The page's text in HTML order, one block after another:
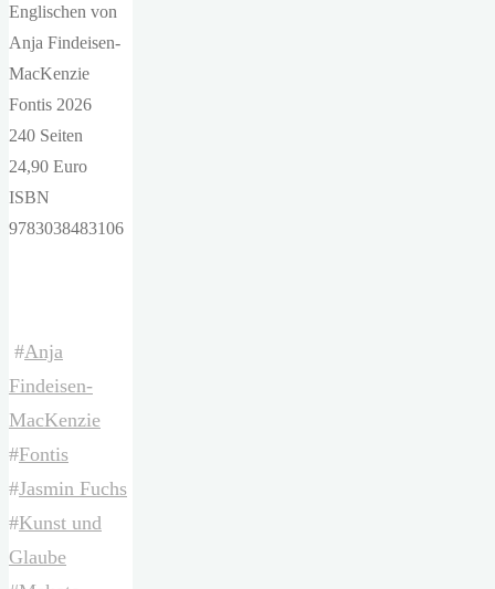
Englischen von
Anja Findeisen-
MacKenzie
Fontis 2026
240 Seiten
24,90 Euro
ISBN
‎9783038483106
#Anja
Findeisen-
MacKenzie
#Fontis
#Jasmin Fuchs
#Kunst und
Glaube